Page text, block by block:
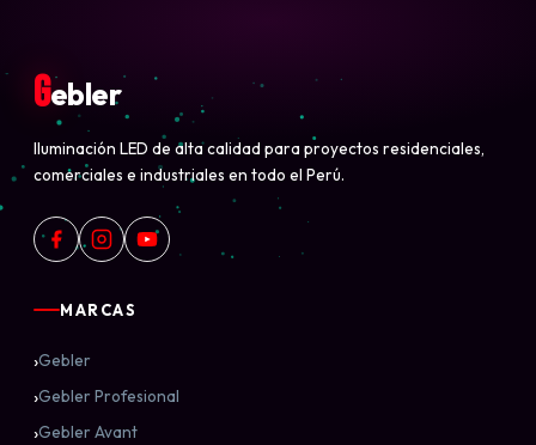
Gebler
Iluminación LED de alta calidad para proyectos residenciales,
comerciales e industriales en todo el Perú.
MARCAS
›Gebler
›Gebler Profesional
›Gebler Avant